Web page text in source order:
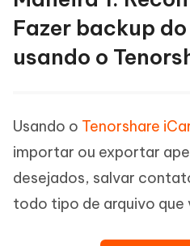
Fazer backup
usando o
Usando o Tenorshare
importar ou exportar
desejados, salvar
todo tipo de arquivo que